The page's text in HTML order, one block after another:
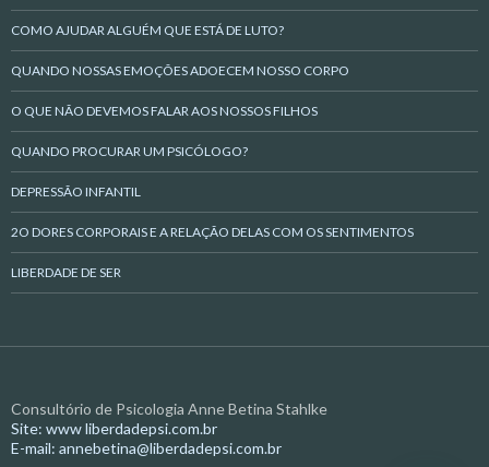
COMO AJUDAR ALGUÉM QUE ESTÁ DE LUTO?
QUANDO NOSSAS EMOÇÕES ADOECEM NOSSO CORPO
O QUE NÃO DEVEMOS FALAR AOS NOSSOS FILHOS
QUANDO PROCURAR UM PSICÓLOGO?
DEPRESSÃO INFANTIL
2O DORES CORPORAIS E A RELAÇÃO DELAS COM OS SENTIMENTOS
LIBERDADE DE SER
Consultório de Psicologia Anne Betina Stahlke
Site: www liberdadepsi.com.br
E-mail: annebetina@liberdadepsi.com.br